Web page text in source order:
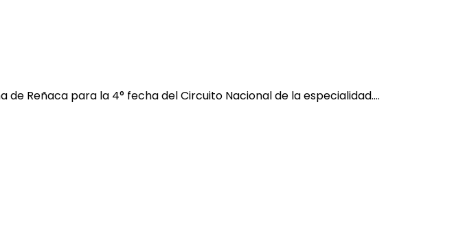
Reñaca para la 4° fecha del Circuito Nacional de la especialidad.…